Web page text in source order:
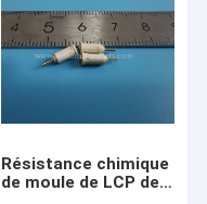
Résistance chimique
de moule de LCP de